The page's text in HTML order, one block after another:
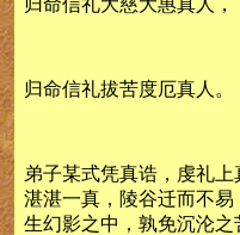
归命信礼大慈大惠真人，
归命信礼拔苦度厄真人。
弟子某式凭真诰，虔礼
湛湛一真，陵谷迁而不易
生幻影之中，孰免沉沦